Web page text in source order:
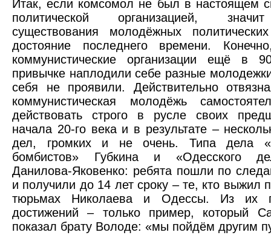
Итак, если комсомол не был в настоящем
политической организацией,
существования молодёжных
достояние последнего времени.
коммунистические организации ещё в
привычке наплодили себе разные
себя не проявили. Действительно
коммунистическая молодёжь
действовать строго в русле своих
начала 20-го века и в результате –
дел, громких и не очень. Типа дела
бомбистов» Губкина и «Одесского
Данилова-Яковенко: ребята пошли по
и получили до 14 лет сроку – те, кто выжил
тюрьмах Николаева и Одессы. Из их
достижений – только пример, который
показал брату Володе: «мы пойдём другим